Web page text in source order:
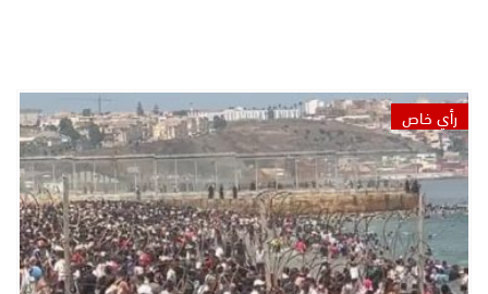
رأي خاص